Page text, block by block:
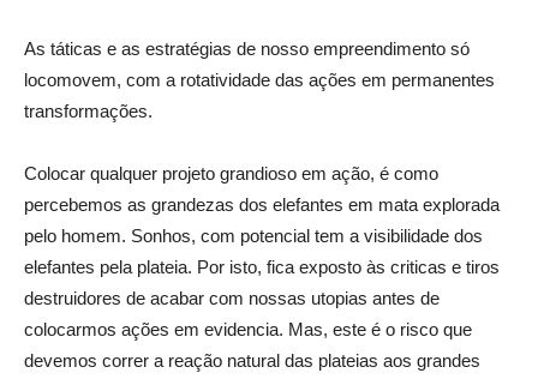
As táticas e as estratégias de nosso empreendimento só
locomovem, com a rotatividade das ações em permanentes
transformações.
Colocar qualquer projeto grandioso em ação, é como
percebemos as grandezas dos elefantes em mata explorada
pelo homem. Sonhos, com potencial tem a visibilidade dos
elefantes pela plateia. Por isto, fica exposto às criticas e tiros
destruidores de acabar com nossas utopias antes de
colocarmos ações em evidencia. Mas, este é o risco que
devemos correr a reação natural das plateias aos grandes